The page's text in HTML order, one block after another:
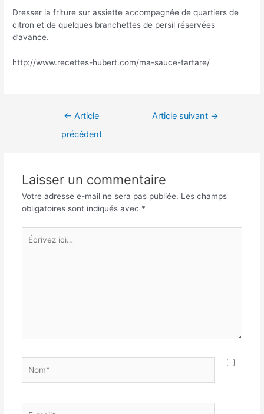
Dresser la friture sur assiette accompagnée de quartiers de
citron et de quelques branchettes de persil réservées
d’avance.
http://www.recettes-hubert.com/ma-sauce-tartare/
Navigation← Article
précédent
Article suivant →
Laisser un commentaire
Votre adresse e-mail ne sera pas publiée. Les champs
obligatoires sont indiqués avec *
Écrivez
ici…